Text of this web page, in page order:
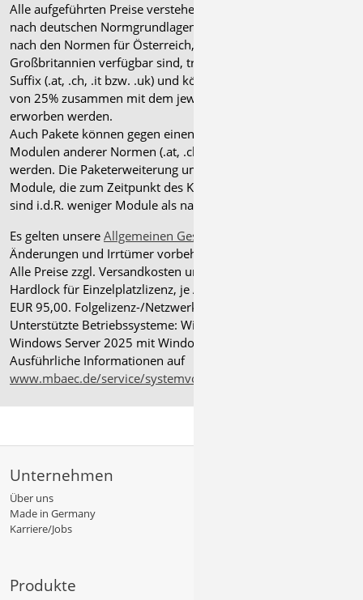
Alle aufgeführten Preise verstehen sich für Module/Pakete
nach deutschen Normgrundlagen (".de"). Module, die auch
nach den Normen für Österreich, Schweiz, Italien und
Großbritannien verfügbar sind, tragen ein entsprechendes
Suffix (.at, .ch, .it bzw. .uk) und können gegen einen Aufpreis
von 25% zusammen mit dem jeweiligen ".de"-Modul
erworben werden.
Auch Pakete können gegen einen Aufpreis von 25% mit
Modulen anderer Normen (.at, .ch, .it bzw. .uk) erweitert
werden. Die Paketerweiterung umfasst alle entsprechenden
Module, die zum Zeitpunkt des Kaufs verfügbar sind. Das
sind i.d.R. weniger Module als nach deutscher Norm.
Es gelten unsere Allgemeinen Geschäftsbedingungen
Änderungen und Irrtümer vorbehalten.
Alle Preise zzgl. Versandkosten und gesetzlicher MwSt.
Hardlock für Einzelplatzlizenz, je Arbeitsplatz erforderlich
EUR 95,00. Folgelizenz-/Netzwerkbedingungen auf Anfrage.
Unterstützte Betriebssysteme: Windows
Windows Server 2025 mit Windows Terminal Server.
Ausführliche Informationen auf
www.mbaec.de/service/systemvoraussetzungen
Unternehmen
Über uns
Made in Germany
Karriere/Jobs
Produkte